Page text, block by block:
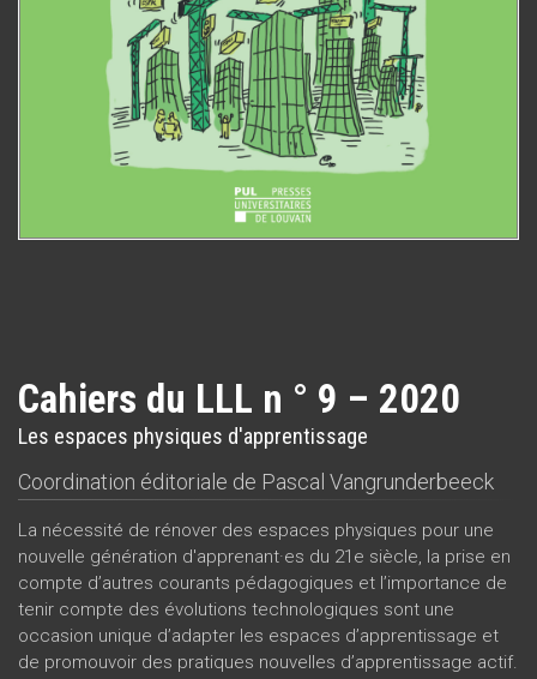
Cahiers du LLL n ° 9 – 2020
Les espaces physiques d'apprentissage
Coordination éditoriale de Pascal Vangrunderbeeck
La nécessité de rénover des espaces physiques pour une
nouvelle génération d'apprenant·es du 21e siècle, la prise en
compte d’autres courants pédagogiques et l’importance de
tenir compte des évolutions technologiques sont une
occasion unique d’adapter les espaces d’apprentissage et
de promouvoir des pratiques nouvelles d’apprentissage actif.